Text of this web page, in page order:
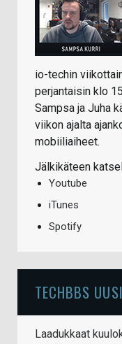
io-techin
perjantaisin klo
Sampsa ja Juha
viikon ajalta
mobiiliaiheet.
Jälkikäteen
Youtube
iTunes
Spotify
TECHBBS
Laadukkaat